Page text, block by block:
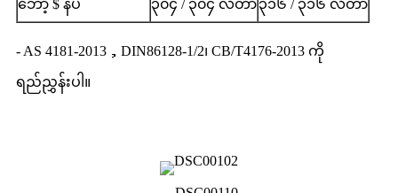
ဘော့ $ နပ် ၃၀၄ / ၃၀၄ လီတာ၃၁၆ / ၃၁၆ လီတာ
- AS 4181-2013，DIN86128-1/2၊ CB/T4176-2013 ကို
ရည်ညွှန်းပါ။